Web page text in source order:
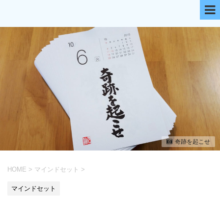
奇跡を起こせ
HOME > マインドセット >
マインドセット